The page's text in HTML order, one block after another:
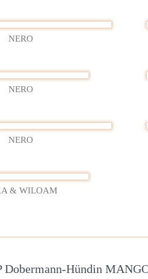
NERO
NERO
NERO
& WILOAM
Dobermann-Hündin